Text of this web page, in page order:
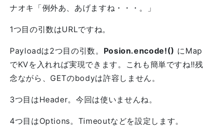
ナオキ「例外あ、あげますね・・・。」
1つ目の引数はURLですね。
Payloadは2つ目の引数。 Posion.encode!() にMap
でKVを入れれば実現できます。これも簡単ですね!!残
念ながら、GETのbodyは許容しません。
3つ目はHeader。今回は使いませんね。
4つ目はOptions。Timeoutなどを設定します。